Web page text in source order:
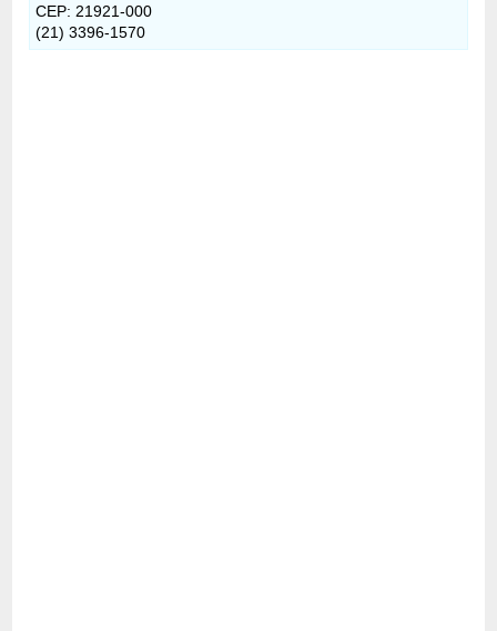
CEP: 21921-000
(21) 3396-1570